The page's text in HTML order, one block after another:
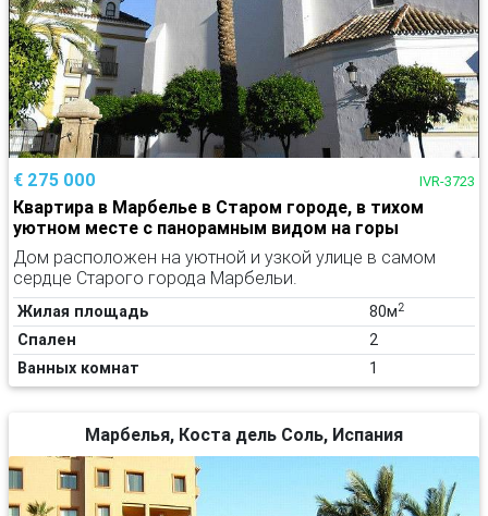
€ 275 000 IVR-3723
Квартира в Марбелье в Старом городе, в тихом
уютном месте с панорамным видом на горы
Дом расположен на уютной и узкой улице в самом
сердце Старого города Марбельи.
Жилая площадь 80м2
Спален
2
Ванных комнат
1
Марбелья, Коста дель Соль, Испания